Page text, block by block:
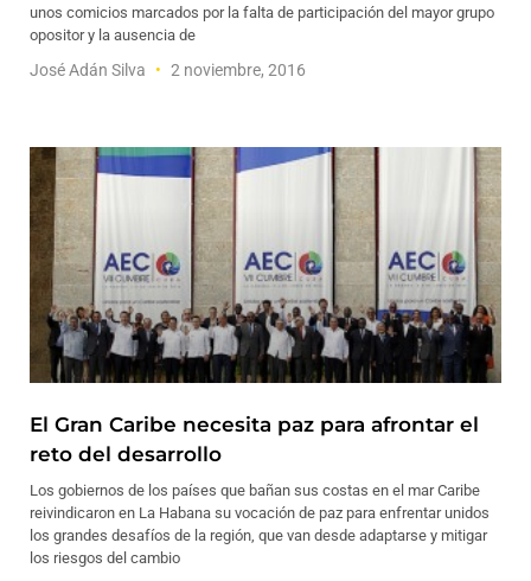
unos comicios marcados por la falta de participación del mayor grupo
opositor y la ausencia de
José Adán Silva 2 noviembre, 2016
El Gran Caribe necesita paz para afrontar el
reto del desarrollo
Los gobiernos de los países que bañan sus costas en el mar Caribe
reivindicaron en La Habana su vocación de paz para enfrentar unidos
los grandes desafíos de la región, que van desde adaptarse y mitigar
los riesgos del cambio